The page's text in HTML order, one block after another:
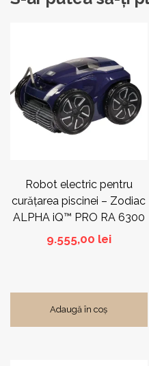
Robot electric pentru
curățarea piscinei – Zodiac
ALPHA iQ™ PRO RA 6300
iQ 72 m²
9.555,00 lei
Adaugă în coș